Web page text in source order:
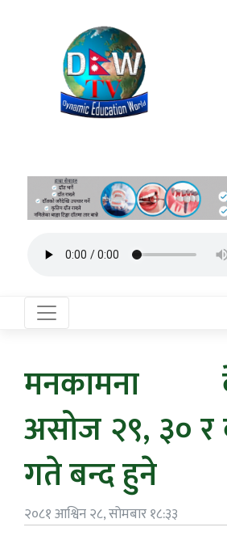
मनकामना
असोज २९, ३० र
गते बन्द हुने
२०८१ आश्विन २८, सोमबार १८:३३